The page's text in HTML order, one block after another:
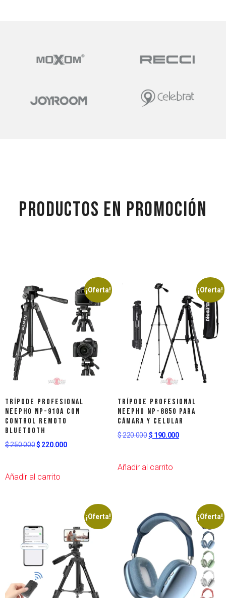
PRODUCTOS EN PROMOCIÓN
¡Oferta!
Trípode Profesional
NEEPHO NP-910A con
Control Remoto
Bluetooth
$250.000$ 220.000
Añadir al carrito
¡Oferta!
Trípode Profesional
NEEPHO NP-8850 para
Cámara Y Celular
$220.000$ 190.000
Añadir al carrito
¡Oferta! ¡Oferta!